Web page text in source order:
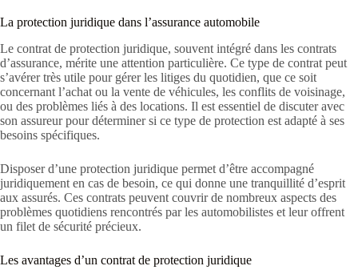
La protection juridique dans l’assurance automobile
Le contrat de protection juridique, souvent intégré dans les contrats
d’assurance, mérite une attention particulière. Ce type de contrat peut
s’avérer très utile pour gérer les litiges du quotidien, que ce soit
concernant l’achat ou la vente de véhicules, les conflits de voisinage,
ou des problèmes liés à des locations. Il est essentiel de discuter avec
son assureur pour déterminer si ce type de protection est adapté à ses
besoins spécifiques.
Disposer d’une protection juridique permet d’être accompagné
juridiquement en cas de besoin, ce qui donne une tranquillité d’esprit
aux assurés. Ces contrats peuvent couvrir de nombreux aspects des
problèmes quotidiens rencontrés par les automobilistes et leur offrent
un filet de sécurité précieux.
Les avantages d’un contrat de protection juridique